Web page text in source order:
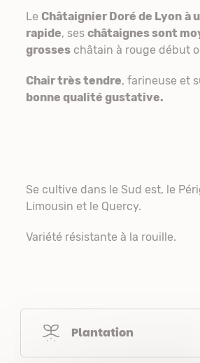
Le Châtaignier Doré de Lyon à
rapide, ses châtaignes sont
grosseschâtain à rouge début
Chair très tendre, farineuse et
bonne qualité gustative.
Se cultive dans le Sud est, le
Limousin et le Quercy.
Variété résistante à la rouille.
Plantation